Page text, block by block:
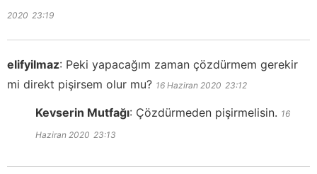
2020 23:19
elifyilmaz: Peki yapacağım zaman çözdürmem gerekir
mi direkt pişirsem olur mu? 16 Haziran 2020 23:12
Kevserin Mutfağı: Çözdürmeden pişirmelisin. 16
Haziran 2020 23:13